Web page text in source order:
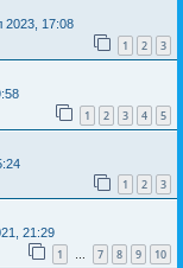
2023, 17:08
1 2 3
1 2 3 4 5
1 2 3
21:29
1 … 7 8 9 10